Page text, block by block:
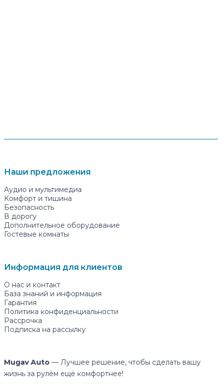
Наши предложения
Аудио и мультимедиа
Комфорт и тишина
Безопасность
В дорогу
Дополнительное оборудование
Гостевые комнаты
Информация для клиентов
О нас и контакт
База знаний и информация
Гарантия
Политика конфиденциальности
Рассрочка
Подписка на рассылку
Mugav Auto — Лучшее решение, чтобы сделать вашу
жизнь за рулём ещё комфортнее!